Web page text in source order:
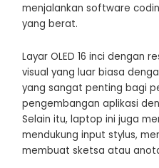
menjalankan software
yang berat.
Layar OLED 16 inci dengan
visual yang luar biasa
yang sangat penting bagi
pengembangan aplikasi
Selain itu, laptop ini juga
mendukung input stylus,
membuat sketsa atau